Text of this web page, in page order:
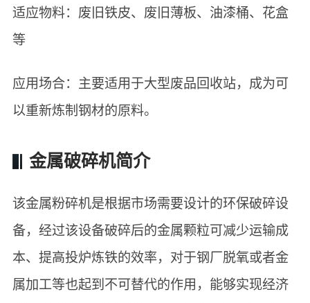
适应物料：废旧铁皮、废旧薄板、油漆桶、花盒
等
应用场合：主要适用于大型废品回收站，成为可
以重新炼制钢材的原料。
金属破碎机简介
该金属粉碎机是根据市场需要设计的环保破碎设
备，经过该设备破碎后的金属颗粒可减少运输成
本、提高投炉炼铁的效率，对于钢厂脱氧或者金
属加工等也起到不可替代的作用，能够实现经济